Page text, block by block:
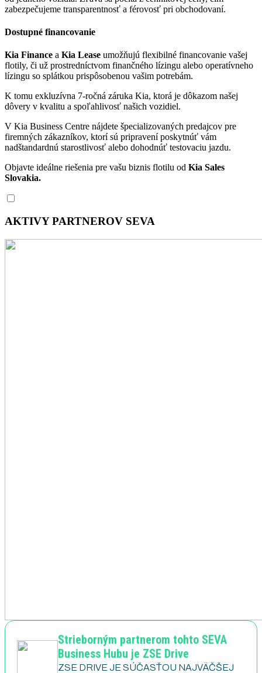
zabezpečujeme transparentnosť a férovosť pri obchodovaní.
Dostupné financovanie
Kia Finance a Kia Lease umožňujú flexibilné financovanie vašej
flotily, či už prostredníctvom finančného lízingu alebo operatívneho
lízingu so splátkou prispôsobenou vašim potrebám.
K tomu exkluzívna 7-ročná záruka Kia, ktorá je dôkazom našej
dôvery v kvalitu a spoľahlivosť našich vozidiel.
V Kia Business Centre nájdete špecializovaných predajcov pre
firemných zákazníkov, ktorí sú pripravení poskytnúť vám
nadštandardnú starostlivosť alebo dohodnúť testovaciu jazdu.
Objavte ideálne riešenia pre vašu biznis flotilu od Kia Sales
Slovakia.
AKTIVY PARTNEROV SEVA
Strieborným partnerom tohto SEVA
Business Hubu je ZSE Drive
ZSE DRIVE JE SÚČASŤOU NAJVÄČŠEJ